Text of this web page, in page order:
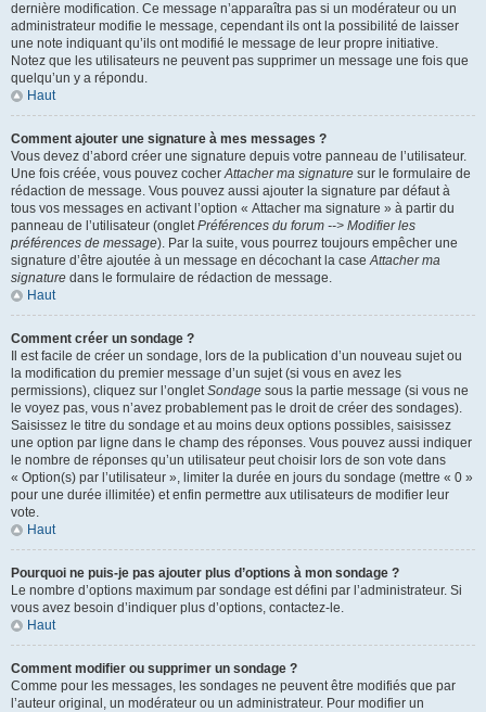
dernière modification. Ce message n’apparaîtra pas si un modérateur ou un
administrateur modifie le message, cependant ils ont la possibilité de laisser
une note indiquant qu’ils ont modifié le message de leur propre initiative.
Notez que les utilisateurs ne peuvent pas supprimer un message une fois que
quelqu’un y a répondu.
Haut
Comment ajouter une signature à mes messages ?
Vous devez d’abord créer une signature depuis votre panneau de l’utilisateur.
Une fois créée, vous pouvez cocherAttacher ma signature sur le formulaire de
rédaction de message. Vous pouvez aussi ajouter la signature par défaut à
tous vos messages en activant l’option « Attacher ma signature » à partir du
panneau de l’utilisateur (ongletPréférences du forum --> Modifier les
préférences de message). Par la suite, vous pourrez toujours empêcher une
signature d’être ajoutée à un message en décochant la caseAttacher ma
signature dans le formulaire de rédaction de message.
Haut
Comment créer un sondage ?
Il est facile de créer un sondage, lors de la publication d’un nouveau sujet ou
la modification du premier message d’un sujet (si vous en avez les
permissions), cliquez sur l’ongletSondage sous la partie message (si vous ne
le voyez pas, vous n’avez probablement pas le droit de créer des sondages).
Saisissez le titre du sondage et au moins deux options possibles, saisissez
une option par ligne dans le champ des réponses. Vous pouvez aussi indiquer
le nombre de réponses qu’un utilisateur peut choisir lors de son vote dans
« Option(s) par l’utilisateur », limiter la durée en jours du sondage (mettre « 0 »
pour une durée illimitée) et enfin permettre aux utilisateurs de modifier leur
vote.
Haut
Pourquoi ne puis-je pas ajouter plus d’options à mon sondage ?
Le nombre d’options maximum par sondage est défini par l’administrateur. Si
vous avez besoin d’indiquer plus d’options, contactez-le.
Haut
Comment modifier ou supprimer un sondage ?
Comme pour les messages, les sondages ne peuvent être modifiés que par
l’auteur original, un modérateur ou un administrateur. Pour modifier un